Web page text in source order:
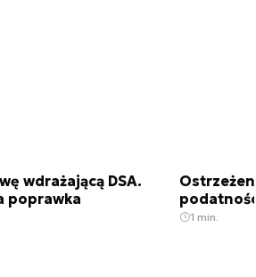
wdrażającą DSA.
poprawka
1 min.